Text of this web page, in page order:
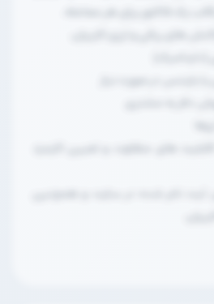
یک فاکتور برای هر معامله.
بایننس در صورت نیاز
های متفاوت و تعیین کارمزد